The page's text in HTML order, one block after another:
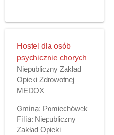
Hostel dla osób
psychicznie chorych
Niepubliczny Zakład
Opieki Zdrowotnej
MEDOX
Gmina: Pomiechówek
Filia: Niepubliczny
Zakład Opieki